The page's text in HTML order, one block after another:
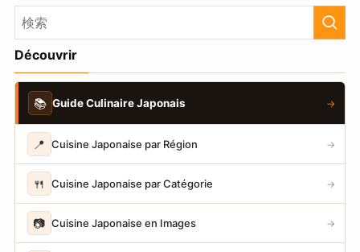
Découvrir
📚 Guide Culinaire Japonais →
📍 Cuisine Japonaise par Région →
🍴 Cuisine Japonaise par Catégorie →
📷 Cuisine Japonaise en Images →